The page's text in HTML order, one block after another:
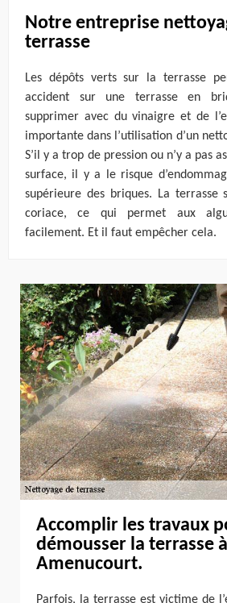
Notre entreprise
terrasse
Les dépôts verts sur la terrasse
accident sur une terrasse en
supprimer avec du vinaigre et de
importante dans l’utilisation d’un
S’il y a trop de pression ou n’y a pas
surface, il y a le risque
supérieure des briques. La terrasse
coriace, ce qui permet aux
facilement. Et il faut empêcher cela.
Accomplir les travaux
démousser la terrasse à
Amenucourt.
Parfois, la terrasse est victime de